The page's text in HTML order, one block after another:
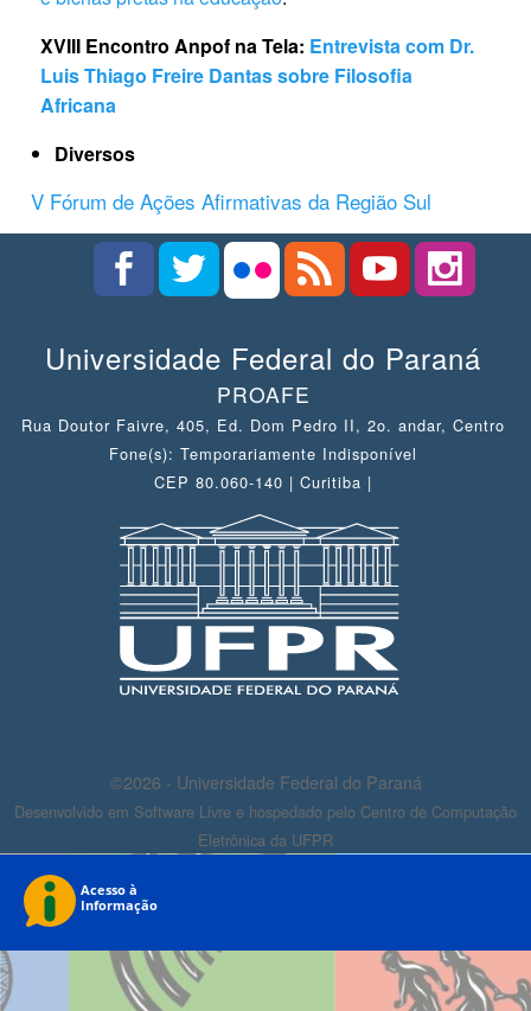
XVIII Encontro Anpof na Tela: Entrevista com Dr.
Luis Thiago Freire Dantas sobre Filosofia
Africana
Diversos
V Fórum de Ações Afirmativas da Região Sul
Universidade Federal do Paraná
PROAFE
Rua Doutor Faivre, 405, Ed. Dom Pedro II, 2o. andar, Centro
Fone(s): Temporariamente Indisponível
CEP 80.060-140 | Curitiba |
©2026 - Universidade Federal do Paraná
Desenvolvido em Software Livre e hospedado pelo Centro de Computação
Eletrônica da UFPR